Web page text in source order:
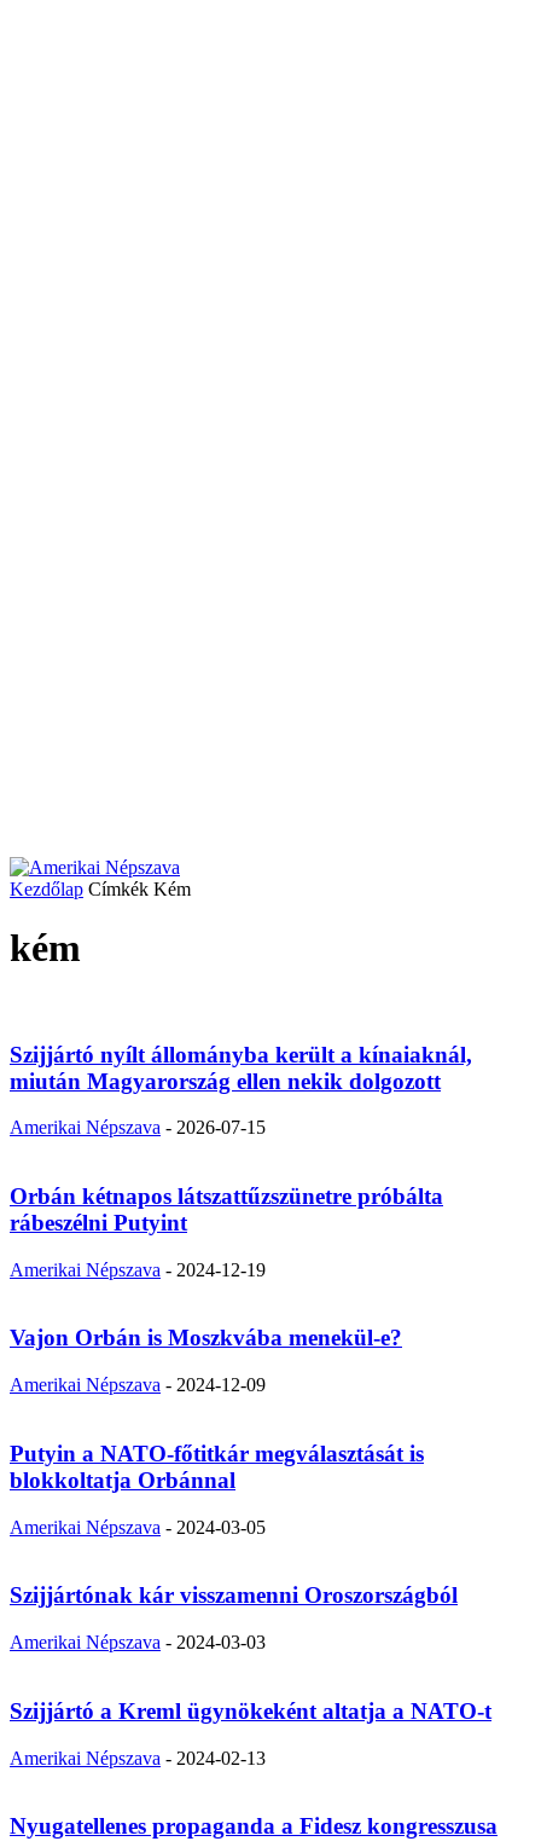
Kezdőlap Címkék Kém
kém
Szijjártó nyílt állományba került a kínaiaknál,
miután Magyarország ellen nekik dolgozott
Amerikai Népszava - 2026-07-15
Orbán kétnapos látszattűzszünetre próbálta
rábeszélni Putyint
Amerikai Népszava - 2024-12-19
Vajon Orbán is Moszkvába menekül-e?
Amerikai Népszava - 2024-12-09
Putyin a NATO-főtitkár megválasztását is
blokkoltatja Orbánnal
Amerikai Népszava - 2024-03-05
Szijjártónak kár visszamenni Oroszországból
Amerikai Népszava - 2024-03-03
Szijjártó a Kreml ügynökeként altatja a NATO-t
Amerikai Népszava - 2024-02-13
Nyugatellenes propaganda a Fidesz kongresszusa